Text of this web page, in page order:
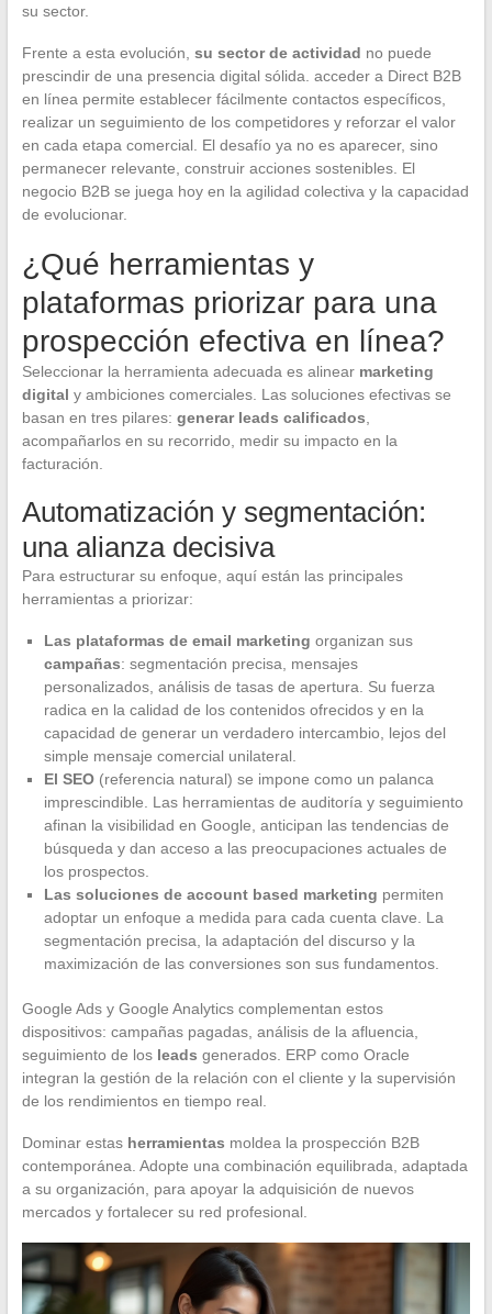
su sector.
Frente a esta evolución, su sector de actividad no puede
prescindir de una presencia digital sólida. acceder a Direct B2B
en línea permite establecer fácilmente contactos específicos,
realizar un seguimiento de los competidores y reforzar el valor
en cada etapa comercial. El desafío ya no es aparecer, sino
permanecer relevante, construir acciones sostenibles. El
negocio B2B se juega hoy en la agilidad colectiva y la capacidad
de evolucionar.
¿Qué herramientas y
plataformas priorizar para una
prospección efectiva en línea?
Seleccionar la herramienta adecuada es alinear marketing
digital y ambiciones comerciales. Las soluciones efectivas se
basan en tres pilares: generar leads calificados
acompañarlos en su recorrido, medir su impacto en la
facturación.
Automatización y segmentación:
una alianza decisiva
Para estructurar su enfoque, aquí están las principales
herramientas a priorizar:
Las plataformas de email marketing organizan sus
campañas: segmentación precisa, mensajes
personalizados, análisis de tasas de apertura. Su fuerza
radica en la calidad de los contenidos ofrecidos y en la
capacidad de generar un verdadero intercambio, lejos del
simple mensaje comercial unilateral.
El SEO(referencia natural) se impone como un palanca
imprescindible. Las herramientas de auditoría y seguimiento
afinan la visibilidad en Google, anticipan las tendencias de
búsqueda y dan acceso a las preocupaciones actuales de
los prospectos.
Las soluciones de account based marketing permiten
adoptar un enfoque a medida para cada cuenta clave. La
segmentación precisa, la adaptación del discurso y la
maximización de las conversiones son sus fundamentos.
Google Ads y Google Analytics complementan estos
dispositivos: campañas pagadas, análisis de la afluencia,
seguimiento de los leads generados. ERP como Oracle
integran la gestión de la relación con el cliente y la supervisión
de los rendimientos en tiempo real.
Dominar estas herramientas moldea la prospección B2B
contemporánea. Adopte una combinación equilibrada, adaptada
a su organización, para apoyar la adquisición de nuevos
mercados y fortalecer su red profesional.